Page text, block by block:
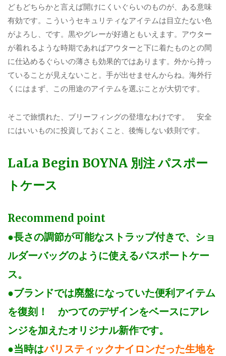
どもどちらかと言えば開けにくいぐらいのものが、ある意味
有効です。こういうセキュリティなアイテムは目立たない色
がよろし、です。黒やグレーが好適ともいえます。アウター
が着れるような時期であればアウターと下に着たものとの間
に仕込めるぐらいの薄さも効果的ではあります。外から持っ
ていることが見えないこと。手が出せませんからね。海外行
くにはまず、この用途のアイテムを選ぶことが大切です。
そこで旅慣れた、ブリーフィングの登壇なわけです。 安全
にはいいものに投資しておくこと、後悔しない鉄則です。
LaLa Begin BOYNA 別注 パスポー
トケース
Recommend point
●長さの調節が可能なストラップ付きで、ショ
ルダーバッグのように使えるパスポートケー
ス。
●ブランドでは廃盤になっていた便利アイテム
を復刻！ かつてのデザインをベースにアレ
ンジを加えたオリジナル新作です。
●当時はバリスティックナイロンだった生地を